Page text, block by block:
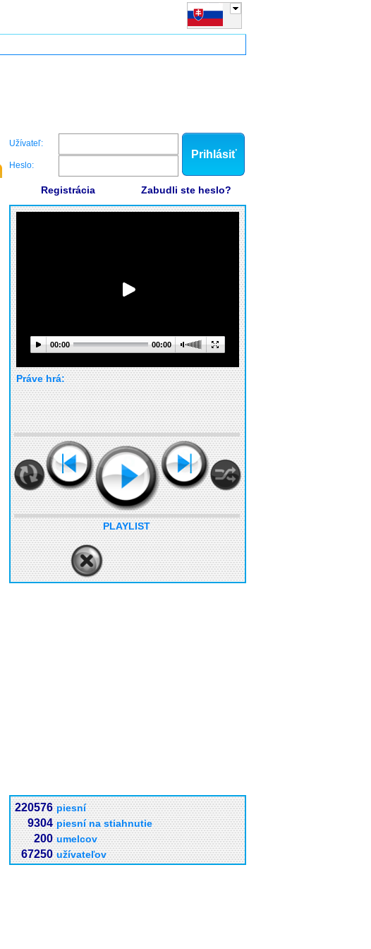
Užívateľ:
Heslo:
Prihlásiť
Registrácia Zabudli ste heslo?
00:00 00:00
Práve hrá:
PLAYLIST
220576 piesní
9304 piesní na stiahnutie
200 umelcov
67250 užívateľov